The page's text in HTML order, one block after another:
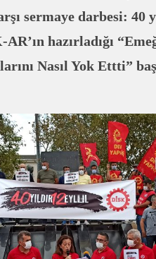
sermaye darbesi: 40
hazırladığı
Nasıl Yok Ettti”